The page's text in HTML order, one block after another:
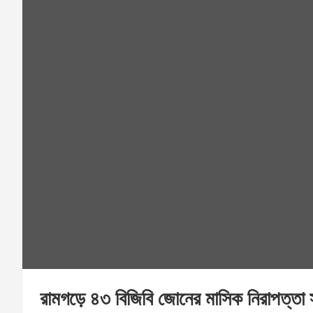
রামগড়ে ৪৩ বিজিবি জোনের মাসিক